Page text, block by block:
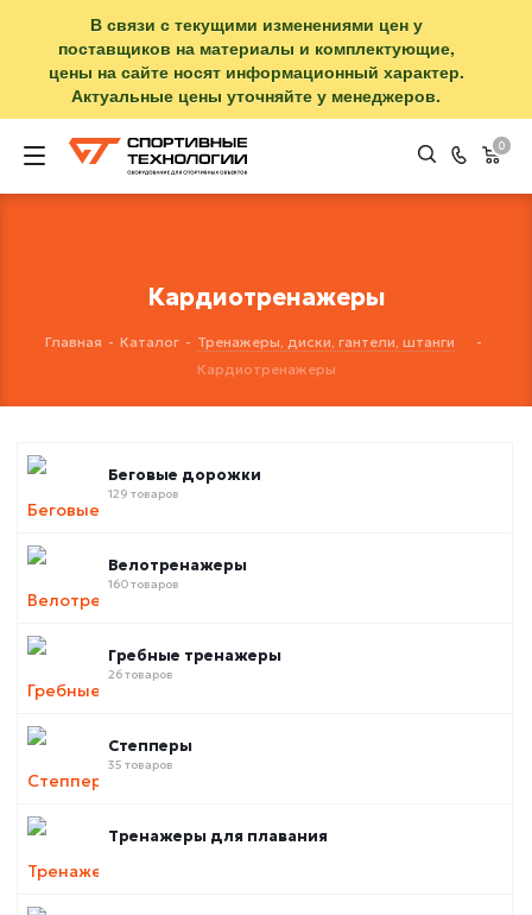
В связи с текущими изменениями цен у
поставщиков на материалы и комплектующие,
цены на сайте носят информационный характер.
Актуальные цены уточняйте у менеджеров.
0
Кардиотренажеры
Главная - Каталог - Тренажеры, диски, гантели, штанги
-
Кардиотренажеры
Беговые дорожки
129 товаров
Велотренажеры
160 товаров
Гребные тренажеры
26 товаров
Степперы
35 товаров
Тренажеры для плавания